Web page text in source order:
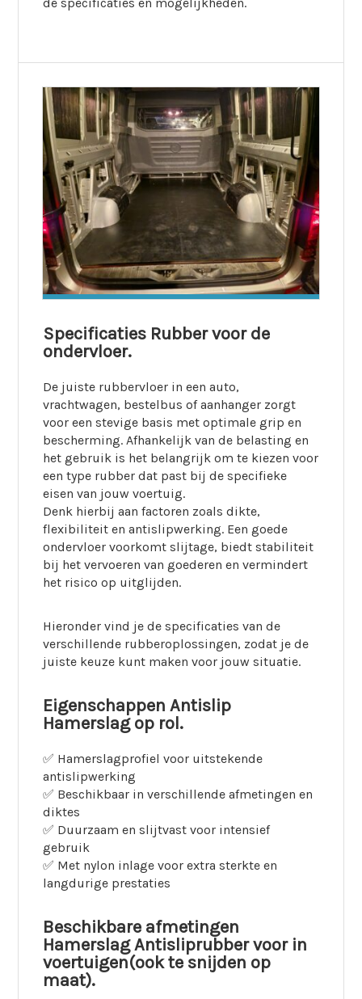
de specificaties en mogelijkheden.
Specificaties Rubber voor de
ondervloer.
De juiste rubbervloer in een auto,
vrachtwagen, bestelbus of aanhanger zorgt
voor een stevige basis met optimale grip en
bescherming. Afhankelijk van de belasting en
het gebruik is het belangrijk om te kiezen voor
een type rubber dat past bij de specifieke
eisen van jouw voertuig.
Denk hierbij aan factoren zoals dikte,
flexibiliteit en antislipwerking. Een goede
ondervloer voorkomt slijtage, biedt stabiliteit
bij het vervoeren van goederen en vermindert
het risico op uitglijden.
Hieronder vind je de specificaties van de
verschillende rubberoplossingen, zodat je de
juiste keuze kunt maken voor jouw situatie.
Eigenschappen Antislip
Hamerslag op rol.
✅ Hamerslagprofiel voor uitstekende
antislipwerking
✅ Beschikbaar in verschillende afmetingen en
diktes
✅ Duurzaam en slijtvast voor intensief
gebruik
✅ Met nylon inlage voor extra sterkte en
langdurige prestaties
Beschikbare afmetingen
Hamerslag Antisliprubber voor in
voertuigen(ook te snijden op
maat).